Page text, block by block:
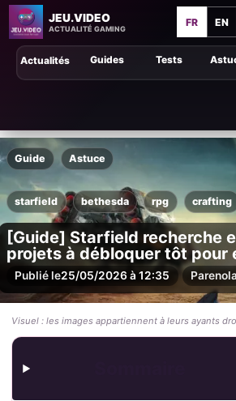
JEU.VIDEO
ACTUALITÉ GAMING
FR EN
Guides Tests
Actualités
Guide Astuce
starfield bethesda rpg crafting
[Guide] Starfield recherche
projets à débloquer tôt pour
Publié le25/05/2026 à 12:35 Parenola
Visuel : les images appartiennent à leurs ayants